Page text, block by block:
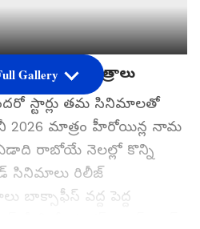
ఓరియెంటెడ్‌ చిత్రాలు
స్టార్లు తమ సినిమాలతో
కానీ 2026 మాత్రం హీరోయిన్ల నామ
ఏడాది రాబోయే నెలల్లో కొన్ని
సినిమాలు రిలీజ్
బాక్సాఫీస్ వద్ద పెద్ద
Gallery